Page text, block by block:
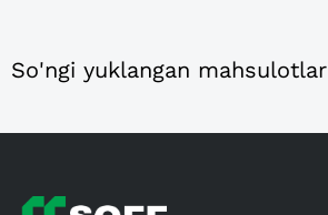
So'ngi yuklangan mahsulotlar